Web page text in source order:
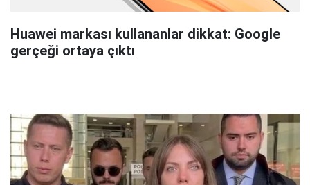
Huawei markası kullananlar dikkat: Google
gerçeği ortaya çıktı